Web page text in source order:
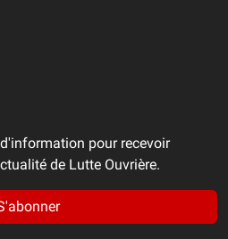
pour recevoir
de Lutte Ouvrière.